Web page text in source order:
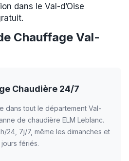
dans le Val-d’Oise
Chauffage Val-
Chaudière 24/7
dans tout le département Val-
de chaudière ELM Leblanc.
24, 7j/7, même les dimanches et
jours fériés.